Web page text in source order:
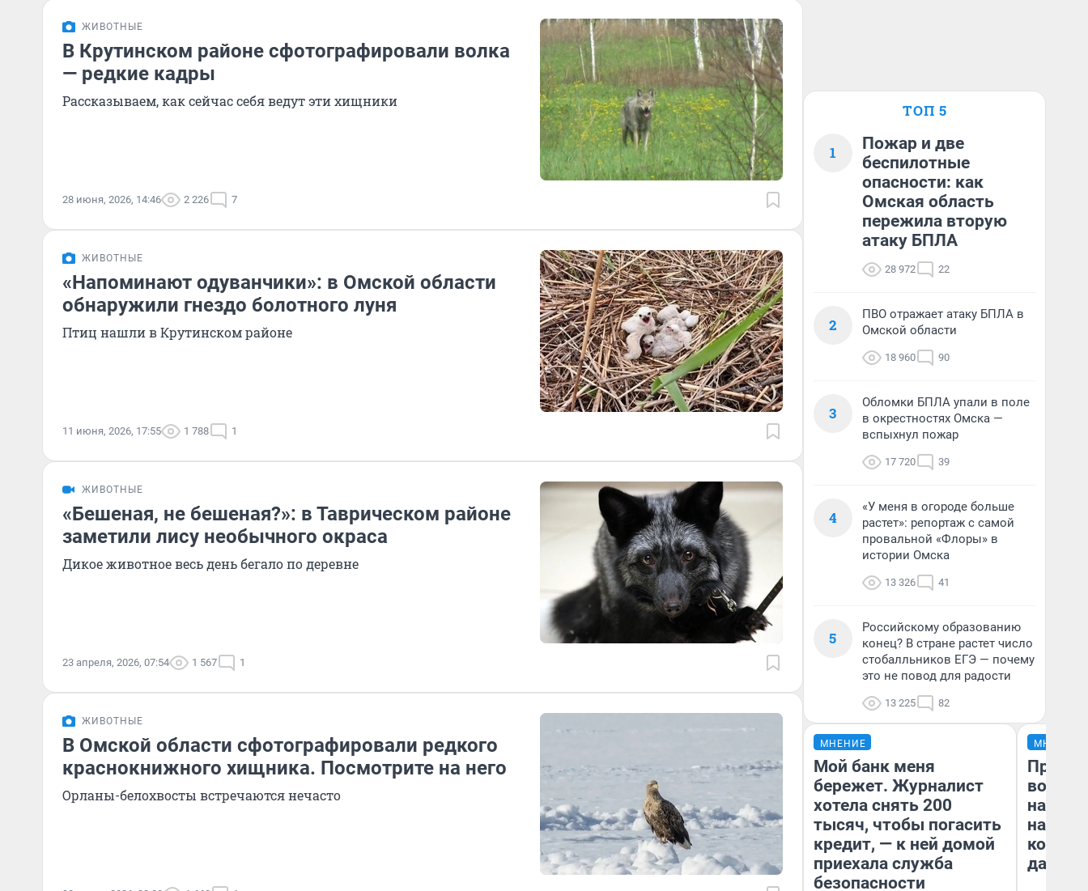
ЖИВОТНЫЕ
В Крутинском районе сфотографировали волка
— редкие кадры
Рассказываем, как сейчас себя ведут эти хищники
28 июня, 2026, 14:46 2 226 7
ЖИВОТНЫЕ
«Напоминают одуванчики»: в Омской области
обнаружили гнездо болотного луня
Птиц нашли в Крутинском районе
11 июня, 2026, 17:55 1 788 1
ЖИВОТНЫЕ
«Бешеная, не бешеная?»: в Таврическом районе
заметили лису необычного окраса
Дикое животное весь день бегало по деревне
23 апреля, 2026, 07:54 1 567 1
ЖИВОТНЫЕ
В Омской области сфотографировали редкого
краснокнижного хищника. Посмотрите на него
Орланы-белохвосты встречаются нечасто
ТОП 5
1
Пожар и две
беспилотные
опасности: как
Омская область
пережила вторую
атаку БПЛА
28 972 22
2
ПВО отражает атаку БПЛА в
Омской области
18 960 90
3
Обломки БПЛА упали в поле
в окрестностях Омска —
вспыхнул пожар
17 720 39
4
«У меня в огороде больше
растет»: репортаж с самой
провальной «Флоры» в
истории Омска
13 326 41
5
Российскому образованию
конец? В стране растет число
стобалльников ЕГЭ — почему
это не повод для радости
13 225 82
МНЕНИЕ
Мой банк меня
бережет. Журналист
хотела снять 200
тысяч, чтобы погасить
кредит, — к ней домой
приехала служба
безопасности
МНЕНИЕ
нам
даже